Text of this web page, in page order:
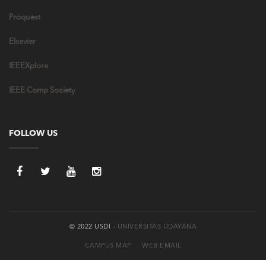
Proquest
Elsevier
IEEEXplore
IEEE Comp Society
FOLLOW US
© 2022 USDI - UNIVERSITAS UDAYANA
CAMPUS MAP WEB EMAIL